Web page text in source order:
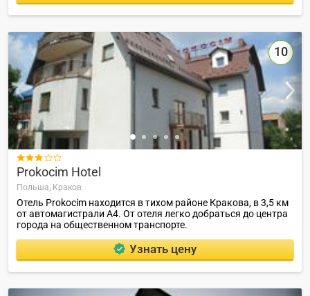
10

Prokocim Hotel
Польша, Краков
Отель Prokocim находится в тихом районе Кракова, в 3,5 км
от автомагистрали А4. От отеля легко добраться до центра
города на общественном транспорте.
Узнать цену